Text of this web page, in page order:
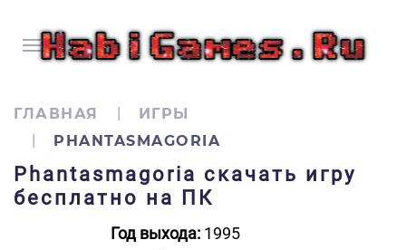
ГЛАВНАЯ
ИГРЫ
PHANTASMAGORIA
Phantasmagoria скачать игру
бесплатно на ПК
Год выхода: 1995